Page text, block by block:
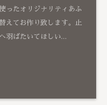
ったオリジナリティあふ
えてお作り致します。止
羽ばたいてほしい…